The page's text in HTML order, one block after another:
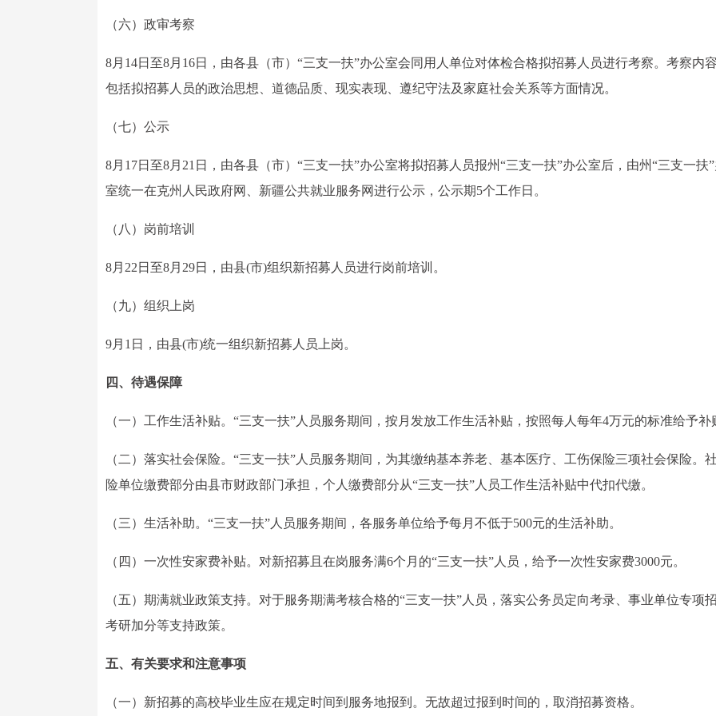
（六）政审考察
8月14日至8月16日，由各县（市）“三支一扶”办公室会同用人单位对体检合格拟招募人员进行考察。考察内
包括拟招募人员的政治思想、道德品质、现实表现、遵纪守法及家庭社会关系等方面情况。
（七）公示
8月17日至8月21日，由各县（市）“三支一扶”办公室将拟招募人员报州“三支一扶”办公室后，由州“三支一扶
室统一在克州人民政府网、新疆公共就业服务网进行公示，公示期5个工作日。
（八）岗前培训
8月22日至8月29日，由县(市)组织新招募人员进行岗前培训。
（九）组织上岗
9月1日，由县(市)统一组织新招募人员上岗。
四、待遇保障
（一）工作生活补贴。“三支一扶”人员服务期间，按月发放工作生活补贴，按照每人每年4万元的标准给予补
（二）落实社会保险。“三支一扶”人员服务期间，为其缴纳基本养老、基本医疗、工伤保险三项社会保险。
险单位缴费部分由县市财政部门承担，个人缴费部分从“三支一扶”人员工作生活补贴中代扣代缴。
（三）生活补助。“三支一扶”人员服务期间，各服务单位给予每月不低于500元的生活补助。
（四）一次性安家费补贴。对新招募且在岗服务满6个月的“三支一扶”人员，给予一次性安家费3000元。
（五）期满就业政策支持。对于服务期满考核合格的“三支一扶”人员，落实公务员定向考录、事业单位专项招
考研加分等支持政策。
五、有关要求和注意事项
（一）新招募的高校毕业生应在规定时间到服务地报到。无故超过报到时间的，取消招募资格。